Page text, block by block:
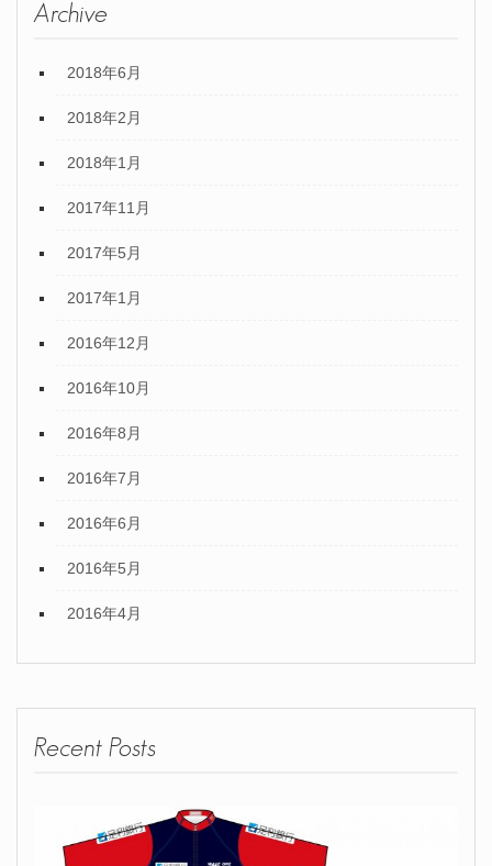
Archive
2018年6月
2018年2月
2018年1月
2017年11月
2017年5月
2017年1月
2016年12月
2016年10月
2016年8月
2016年7月
2016年6月
2016年5月
2016年4月
Recent Posts